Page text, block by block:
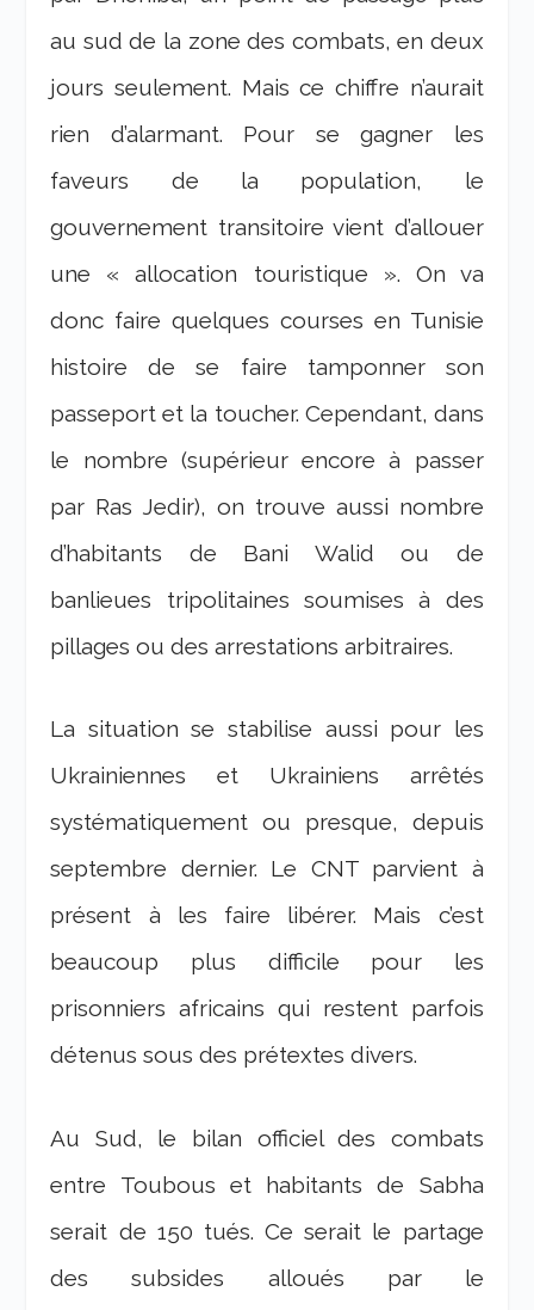
au sud de la zone des combats, en deux
jours seulement. Mais ce chiffre n’aurait
rien d’alarmant. Pour se gagner les
faveurs de la population, le
gouvernement transitoire vient d’allouer
une « allocation touristique ». On va
donc faire quelques courses en Tunisie
histoire de se faire tamponner son
passeport et la toucher. Cependant, dans
le nombre (supérieur encore à passer
par Ras Jedir), on trouve aussi nombre
d’habitants de Bani Walid ou de
banlieues tripolitaines soumises à des
pillages ou des arrestations arbitraires.
La situation se stabilise aussi pour les
Ukrainiennes et Ukrainiens arrêtés
systématiquement ou presque, depuis
septembre dernier. Le CNT parvient à
présent à les faire libérer. Mais c’est
beaucoup plus difficile pour les
prisonniers africains qui restent parfois
détenus sous des prétextes divers.
Au Sud, le bilan officiel des combats
entre Toubous et habitants de Sabha
serait de 150 tués. Ce serait le partage
des subsides alloués par le